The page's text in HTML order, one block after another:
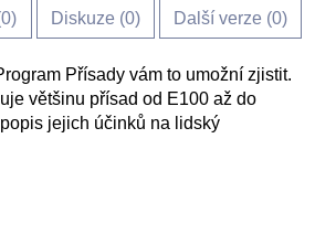
0) Diskuze (0) Další verze (0)
Přísady vám to umožní zjistit.
většinu přísad od E100 až do
jejich účinků na lidský